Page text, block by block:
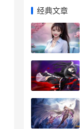
经典文章